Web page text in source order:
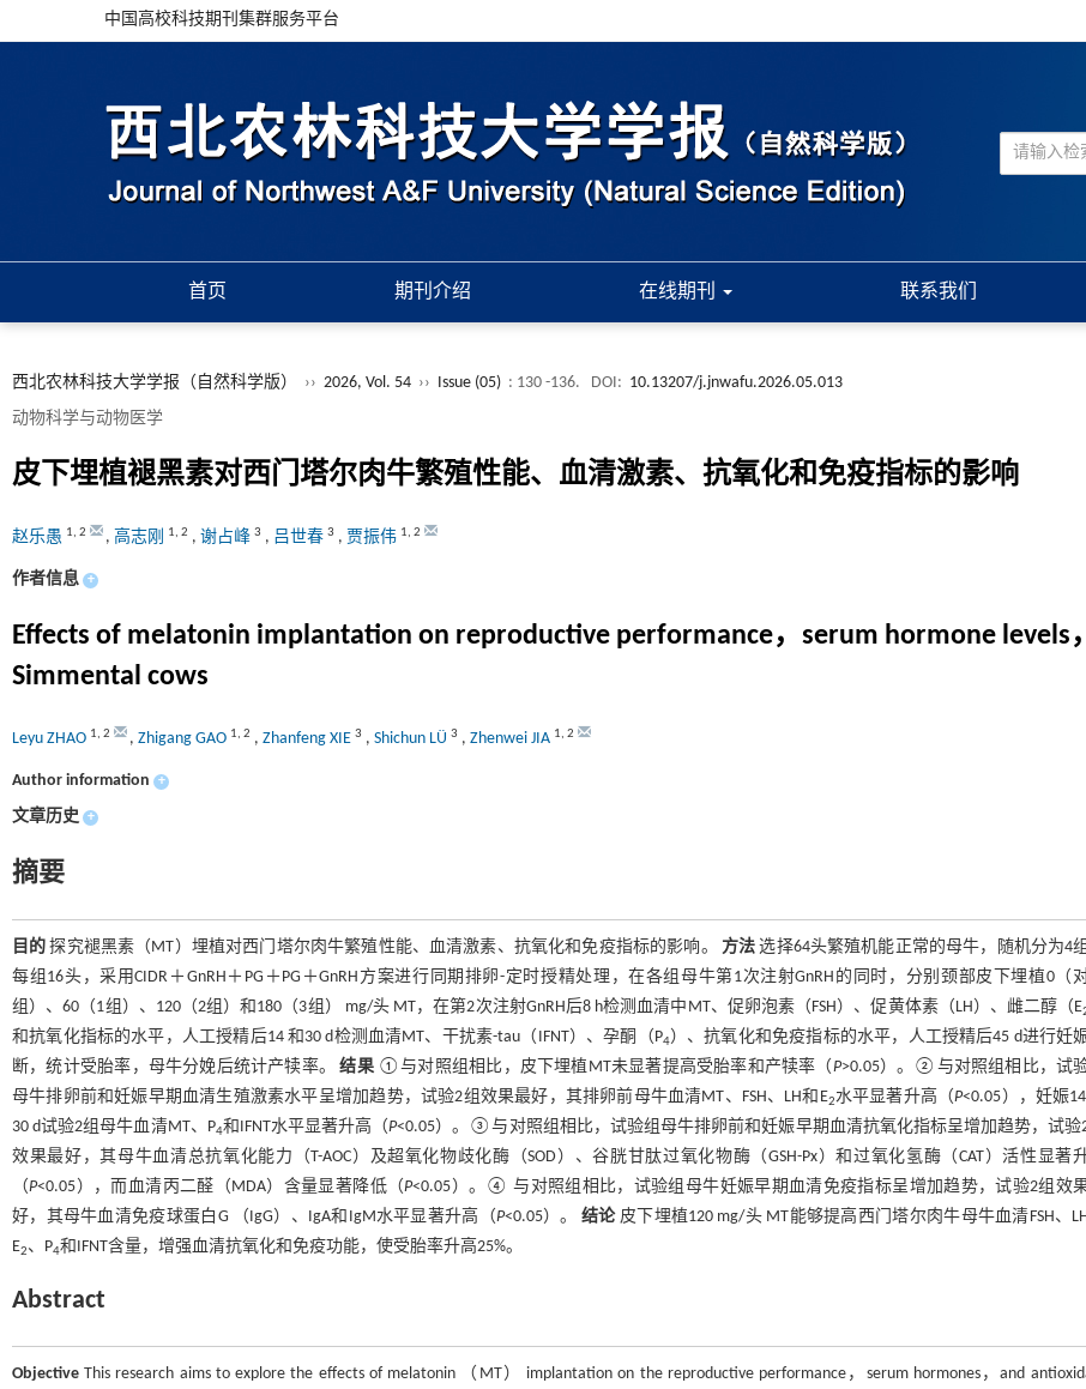
中国高校科技期刊集群服务平台
首页 期刊介绍 在线期刊 联系我们
西北农林科技大学学报（自然科学版） ›› 2026, Vol. 54 ›› Issue (05) : 130 -136. DOI: 10.13207/j.jnwafu.2026.05.013
动物科学与动物医学
皮下埋植褪黑素对西门塔尔肉牛繁殖性能、血清激素、抗氧化和免疫指标的影响
赵乐愚 1, 2 , 高志刚 1, 2 , 谢占峰 3 , 吕世春 3 , 贾振伟 1, 2
作者信息 +
Effects of melatonin implantation on reproductive performance，serum hormone levels
Simmental cows
Leyu ZHAO 1, 2 , Zhigang GAO 1, 2 , Zhanfeng XIE 3 , Shichun LÜ 3 , Zhenwei JIA 1, 2
Author information +
文章历史 +
摘要
目的 探究褪黑素（MT）埋植对西门塔尔肉牛繁殖性能、血清激素、抗氧化和免疫指标的影响。 方法 选择64头繁殖机能正常的母牛，随机分为4组
每组16头，采用CIDR＋GnRH＋PG＋PG＋GnRH方案进行同期排卵-定时授精处理，在各组母牛第1次注射GnRH的同时，分别颈部皮下埋植0（
组）、60（1组）、120（2组）和180（3组） mg/头 MT，在第2次注射GnRH后8 h检测血清中MT、促卵泡素（FSH）、促黄体素（LH）、雌二醇（E
和抗氧化指标的水平，人工授精后14 和30 d检测血清MT、干扰素-tau（IFNT）、孕酮（P4）、抗氧化和免疫指标的水平，人工授精后45 d进行妊
断，统计受胎率，母牛分娩后统计产犊率。结果①与对照组相比，皮下埋植MT未显著提高受胎率和产犊率（P>0.05）。②与对照组相比，试
母牛排卵前和妊娠早期血清生殖激素水平呈增加趋势，试验2组效果最好，其排卵前母牛血清MT、FSH、LH和E2水平显著升高（P<0.05），妊娠
30 d试验2组母牛血清MT、P4和IFNT水平显著升高（P<0.05）。③与对照组相比，试验组母牛排卵前和妊娠早期血清抗氧化指标呈增加趋势，试验
效果最好，其母牛血清总抗氧化能力（T-AOC）及超氧化物歧化酶（SOD）、谷胱甘肽过氧化物酶（GSH-Px）和过氧化氢酶（CAT）活性显著
（P<0.05），而血清丙二醛（MDA）含量显著降低（P<0.05）。④ 与对照组相比，试验组母牛妊娠早期血清免疫指标呈增加趋势，试验2组效
好，其母牛血清免疫球蛋白G （IgG）、IgA和IgM水平显著升高（P<0.05）。结论皮下埋植120 mg/头 MT能够提高西门塔尔肉牛母牛血清FSH、LH
E2、P4和IFNT含量，增强血清抗氧化和免疫功能，使受胎率升高25%。
Abstract
Objective This research aims to explore the effects of melatonin （MT） implantation on the reproductive performance，serum hormones，and